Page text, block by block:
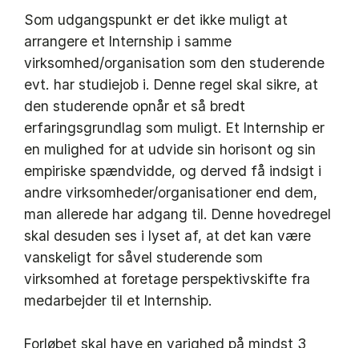
Som udgangspunkt er det ikke muligt at
arrangere et Internship i samme
virksomhed/organisation som den studerende
evt. har studiejob i. Denne regel skal sikre, at
den studerende opnår et så bredt
erfaringsgrundlag som muligt. Et Internship er
en mulighed for at udvide sin horisont og sin
empiriske spændvidde, og derved få indsigt i
andre virksomheder/organisationer end dem,
man allerede har adgang til. Denne hovedregel
skal desuden ses i lyset af, at det kan være
vanskeligt for såvel studerende som
virksomhed at foretage perspektivskifte fra
medarbejder til et Internship.
Forløbet skal have en varighed på mindst 3